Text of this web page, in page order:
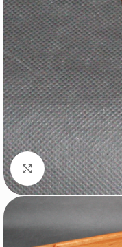
Нажмите,